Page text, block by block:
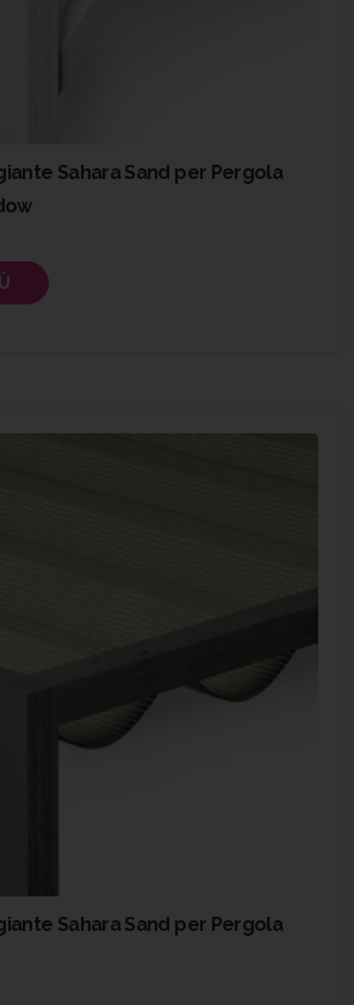
Sahara Sand per Pergola
Sahara Sand per Pergola